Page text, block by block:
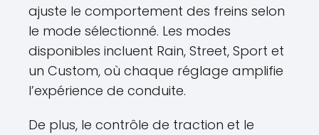
ajuste le comportement des freins selon
le mode sélectionné. Les modes
disponibles incluent Rain, Street, Sport et
un Custom, où chaque réglage amplifie
l’expérience de conduite.
De plus, le contrôle de traction et le